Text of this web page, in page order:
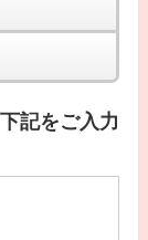
記をご入力